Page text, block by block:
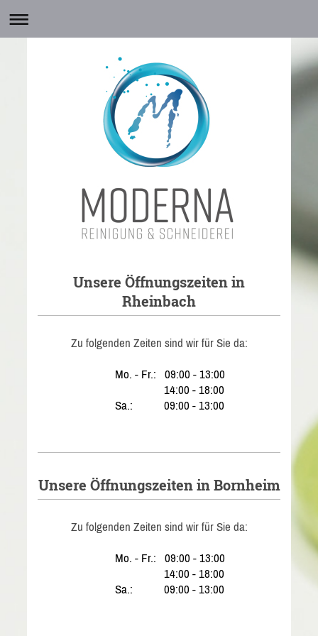
Unsere Öffnungszeiten in
Rheinbach
Zu folgenden Zeiten sind wir für Sie da:
Mo. - Fr.: 09:00 - 13:00
14:00 - 18:00
Sa.: 09:00 - 13:00
Unsere Öffnungszeiten in Bornheim
Zu folgenden Zeiten sind wir für Sie da:
Mo. - Fr.: 09:00 - 13:00
14:00 - 18:00
Sa.: 09:00 - 13:00